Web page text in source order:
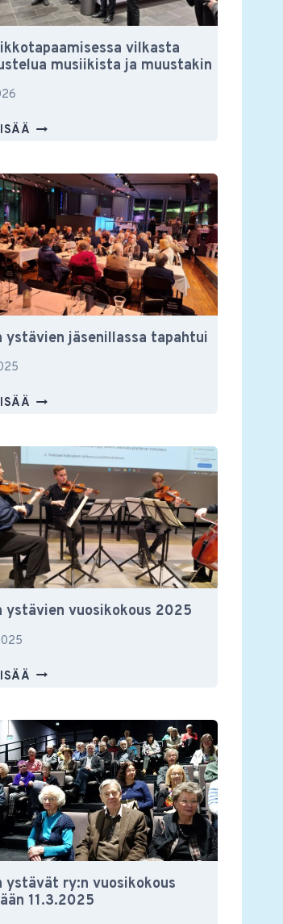
vilkasta
musiikista ja muustakin
MUUSIKKOTAPAAMISESSA
MUSIIKISTA
MUUSTAKIN
ystävien jäsenillassa tapahtui
RSON
TAPAHTUI
ystävien vuosikokous 2025
RSON
2025
ystävät ry:n vuosikokous
11.3.2025